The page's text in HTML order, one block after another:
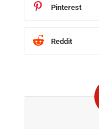
Pinterest
Reddit